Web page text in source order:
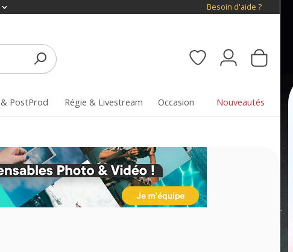
Besoin d'aide ?
PostProd Régie & Livestream Occasion Nouveautés